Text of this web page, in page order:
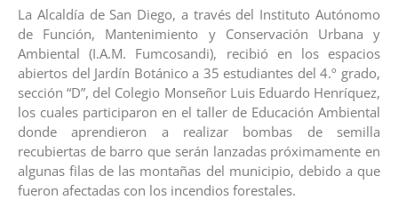
La Alcaldía de San Diego, a través del Instituto Autónomo
de Función, Mantenimiento y Conservación Urbana y
Ambiental (I.A.M. Fumcosandi), recibió en los espacios
abiertos del Jardín Botánico a 35 estudiantes del 4.º grado,
sección “D”, del Colegio Monseñor Luis Eduardo Henríquez,
los cuales participaron en el taller de Educación Ambiental
donde aprendieron a realizar bombas de semilla
recubiertas de barro que serán lanzadas próximamente en
algunas filas de las montañas del municipio, debido a que
fueron afectadas con los incendios forestales.